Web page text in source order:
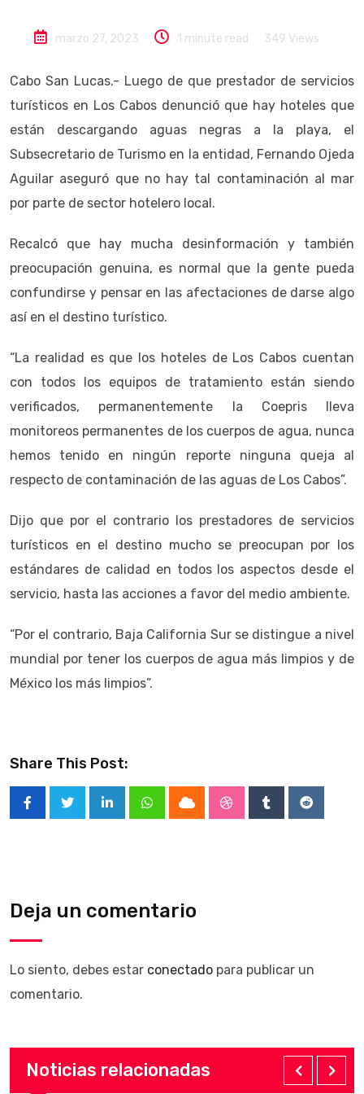
marzo 27, 2023 1 minute read 349 Views
Cabo San Lucas.- Luego de que prestador de servicios
turísticos en Los Cabos denunció que hay hoteles que
están descargando aguas negras a la playa, el
Subsecretario de Turismo en la entidad, Fernando Ojeda
Aguilar aseguró que no hay tal contaminación al mar
por parte de sector hotelero local.
Recalcó que hay mucha desinformación y también
preocupación genuina, es normal que la gente pueda
confundirse y pensar en las afectaciones de darse algo
así en el destino turístico.
“La realidad es que los hoteles de Los Cabos cuentan
con todos los equipos de tratamiento están siendo
verificados, permanentemente la Coepris lleva
monitoreos permanentes de los cuerpos de agua, nunca
hemos tenido en ningún reporte ninguna queja al
respecto de contaminación de las aguas de Los Cabos”.
Dijo que por el contrario los prestadores de servicios
turísticos en el destino mucho se preocupan por los
estándares de calidad en todos los aspectos desde el
servicio, hasta las acciones a favor del medio ambiente.
“Por el contrario, Baja California Sur se distingue a nivel
mundial por tener los cuerpos de agua más limpios y de
México los más limpios”.
Share This Post:
LinkedInWhatsappCloud StumbleUpon
TumblrReddit
Deja un comentario
Lo siento, debes estar conectado para publicar un
comentario.
Noticias relacionadas